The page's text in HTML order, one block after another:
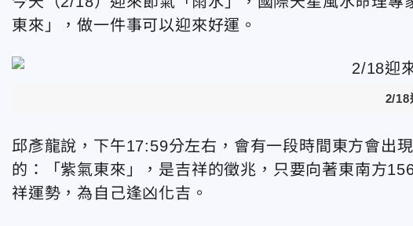
東來」，做一件事可以迎來好運。
2/18
邱彥龍說，下午17:59分左右，會有一段時間東方會出
的：「紫氣東來」，是吉祥的徵兆，只要向著東南方
祥運勢，為自己逢凶化吉。